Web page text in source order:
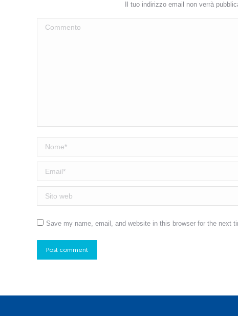
Il tuo indirizzo email non verrà
Commento
Nome *
Email *
Sito web
Save my name, email, and website in this browser for the next
Post comment